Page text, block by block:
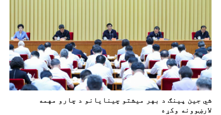
شي جین پینګ د بهر میشتو چينايانو د چارو مهمه
لارښوونه وکړه